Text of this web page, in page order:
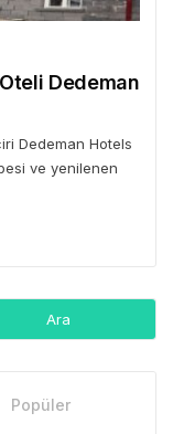
Oteli Dedeman
Dedeman Hotels
ve yenilenen
Popüler